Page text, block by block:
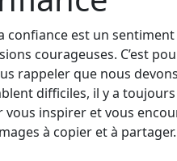
confiance est un
courageuses. C’est
rappeler que nous
difficiles, il y a
inspirer et vous
à copier et à partager.